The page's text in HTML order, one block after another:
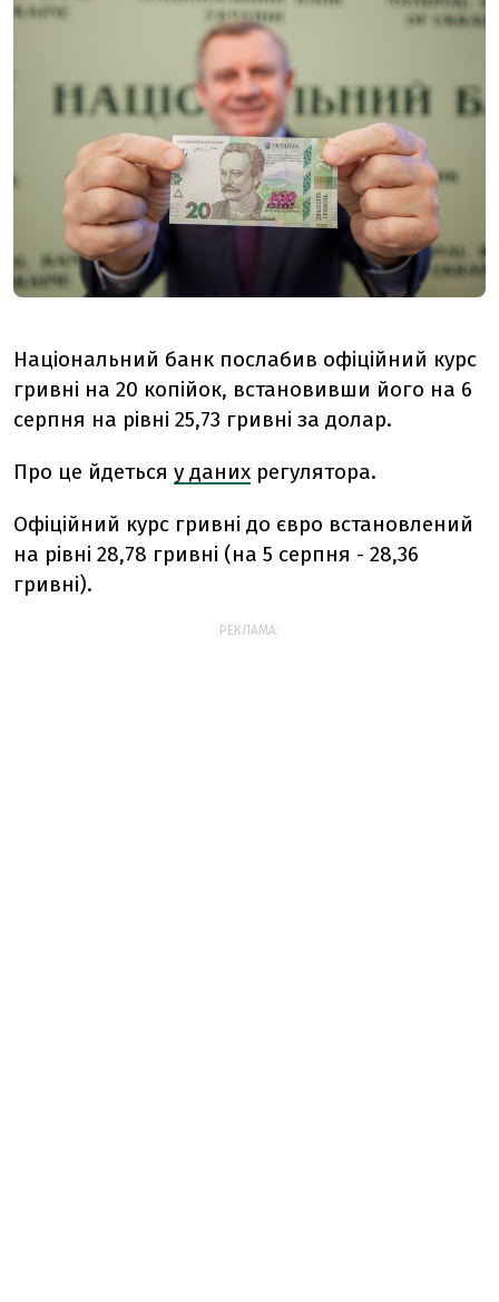
Національний банк послабив офіційний курс
гривні на 20 копійок, встановивши його на 6
серпня на рівні 25,73 гривні за долар.
Про це йдеться у даних регулятора.
Офіційний курс гривні до євро встановлений
на рівні 28,78 гривні (на 5 серпня - 28,36
гривні).
РЕКЛАМА: